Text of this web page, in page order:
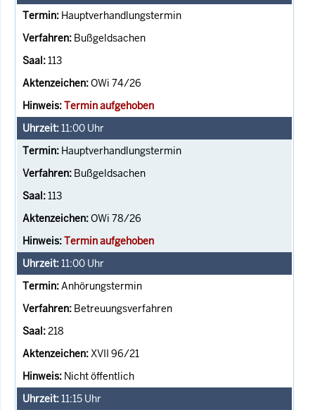
Hauptverhandlungstermin
Bußgeldsachen
113
OWi 74/26
Termin aufgehoben
11:00 Uhr
Hauptverhandlungstermin
Bußgeldsachen
113
OWi 78/26
Termin aufgehoben
11:00 Uhr
Anhörungstermin
Betreuungsverfahren
218
XVII 96/21
Nicht öffentlich
11:15 Uhr